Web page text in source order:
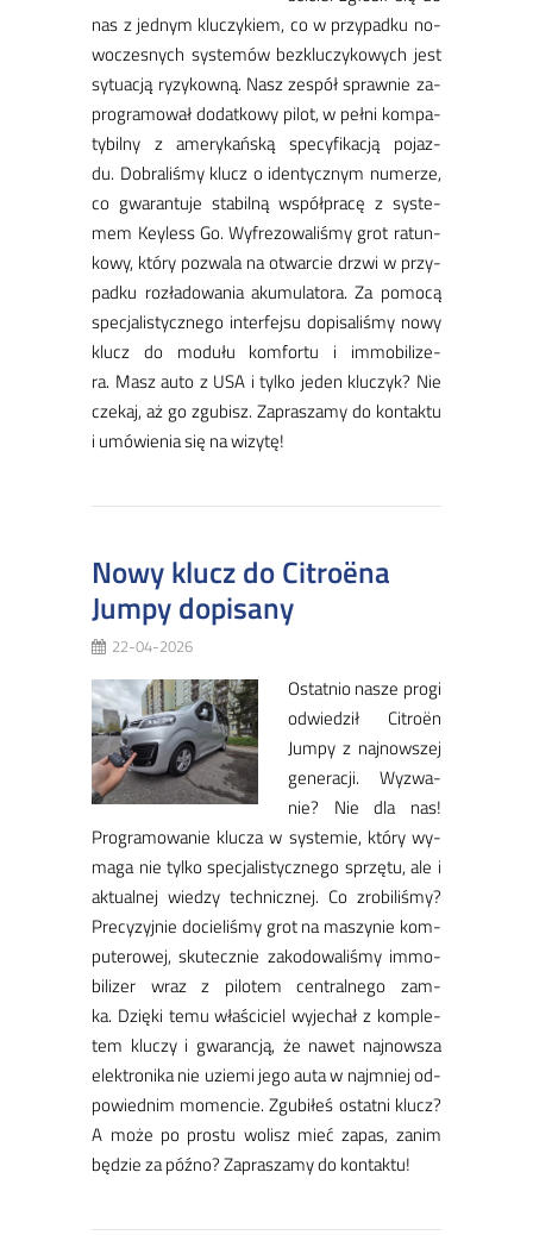
nas z jed­nym klu­czy­kiem, co w przy­pad­ku no­
wo­cze­snych sys­te­mów bez­klu­czy­ko­wych jest
sy­tu­acją ry­zy­kow­ną. Nasz ze­spół spraw­nie za­
pro­gra­mo­wał do­dat­ko­wy pi­lot, w peł­ni kom­pa­
ty­bil­ny z ame­ry­kań­ską spe­cy­fi­ka­cją po­jaz­
du. Do­bra­li­śmy klucz o iden­tycz­nym nu­me­rze,
co gwa­ran­tu­je sta­bil­ną współ­pra­cę z sys­te­
mem Key­less Go. Wy­fre­zo­wa­li­śmy grot ra­tun­
ko­wy, któ­ry po­zwa­la na otwar­cie drzwi w przy­
pad­ku roz­ła­do­wa­nia aku­mu­la­to­ra. Za po­mo­cą
spe­cja­li­stycz­ne­go in­ter­fej­su do­pi­sa­li­śmy no­wy
klucz do mo­du­łu kom­for­tu i im­mo­bi­li­ze­
ra. Masz au­to z USA i tyl­ko je­den klu­czyk? Nie
cze­kaj, aż go zgu­bisz. Za­pra­sza­my do kon­tak­tu
i umó­wie­nia się na wi­zy­tę!
Nowy klucz do Citroëna
Jumpy dopisany
22-04-2026
Ostat­nio na­sze pro­gi
od­wie­dził Ci­tro­ën
Jum­py z naj­now­szej
ge­ne­ra­cji. Wy­zwa­
nie? Nie dla nas!
Pro­gra­mo­wa­nie klu­cza w sys­te­mie, któ­ry wy­
ma­ga nie tyl­ko spe­cja­li­stycz­ne­go sprzę­tu, ale i
ak­tu­al­nej wie­dzy tech­nicz­nej. ​Co zro­bi­li­śmy?
Pre­cy­zyj­nie do­cie­li­śmy grot na ma­szy­nie kom­
pu­te­ro­wej, sku­tecz­nie za­ko­do­wa­li­śmy im­mo­
bi­li­zer wraz z pi­lo­tem cen­tral­ne­go zam­
ka. Dzię­ki te­mu wła­ści­ciel wy­je­chał z kom­ple­
tem klu­czy i gwa­ran­cją, że na­wet naj­now­sza
elek­tro­ni­ka nie uzie­mi je­go au­ta w naj­mniej od­
po­wied­nim mo­men­cie. Zgu­bi­łeś ostat­ni klucz?
A mo­że po pro­stu wo­lisz mieć za­pas, za­nim
bę­dzie za póź­no? Za­pra­sza­my do kon­tak­tu!